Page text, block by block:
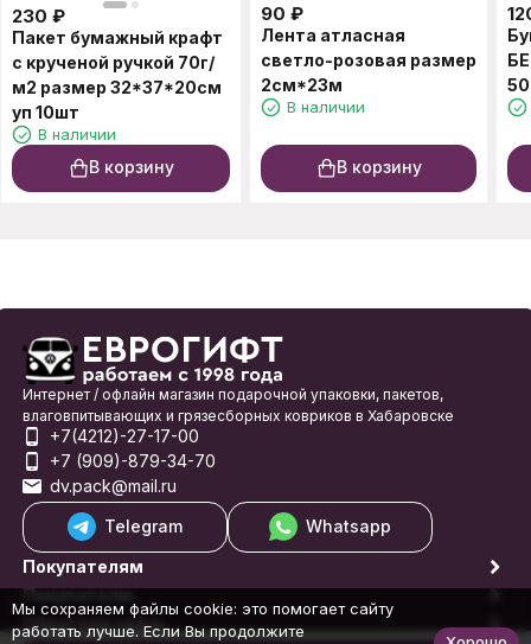
230 ₽
Пакет бумажный крафт
с крученой ручкой 70г/
м2 размер 32*37*20см
уп 10шт
В наличии
В корзину
90 ₽
Лента атласная
светло-розовая размер
2см*23м
В наличии
В корзину
Интернет / офлайн магазин подарочной упаковки, пакетов,
влаговпитывающих и грязесборных ковриков в Хабаровске
+7(4212)-27-17-00
+7 (909)-879-34-70
dv.pack@mail.ru
Telegram
Whatsapp
Покупателям
Покупателю
Обратная связь
Мы сохраняем файлы cookie: это помогает сайту
работать лучше. Если Вы продолжите